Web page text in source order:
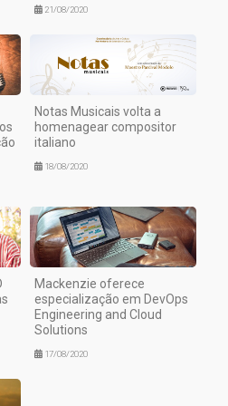
21/08/2020
Notas Musicais volta a
homenagear compositor
italiano
18/08/2020
Mackenzie oferece
especialização em DevOps
Engineering and Cloud
Solutions
17/08/2020